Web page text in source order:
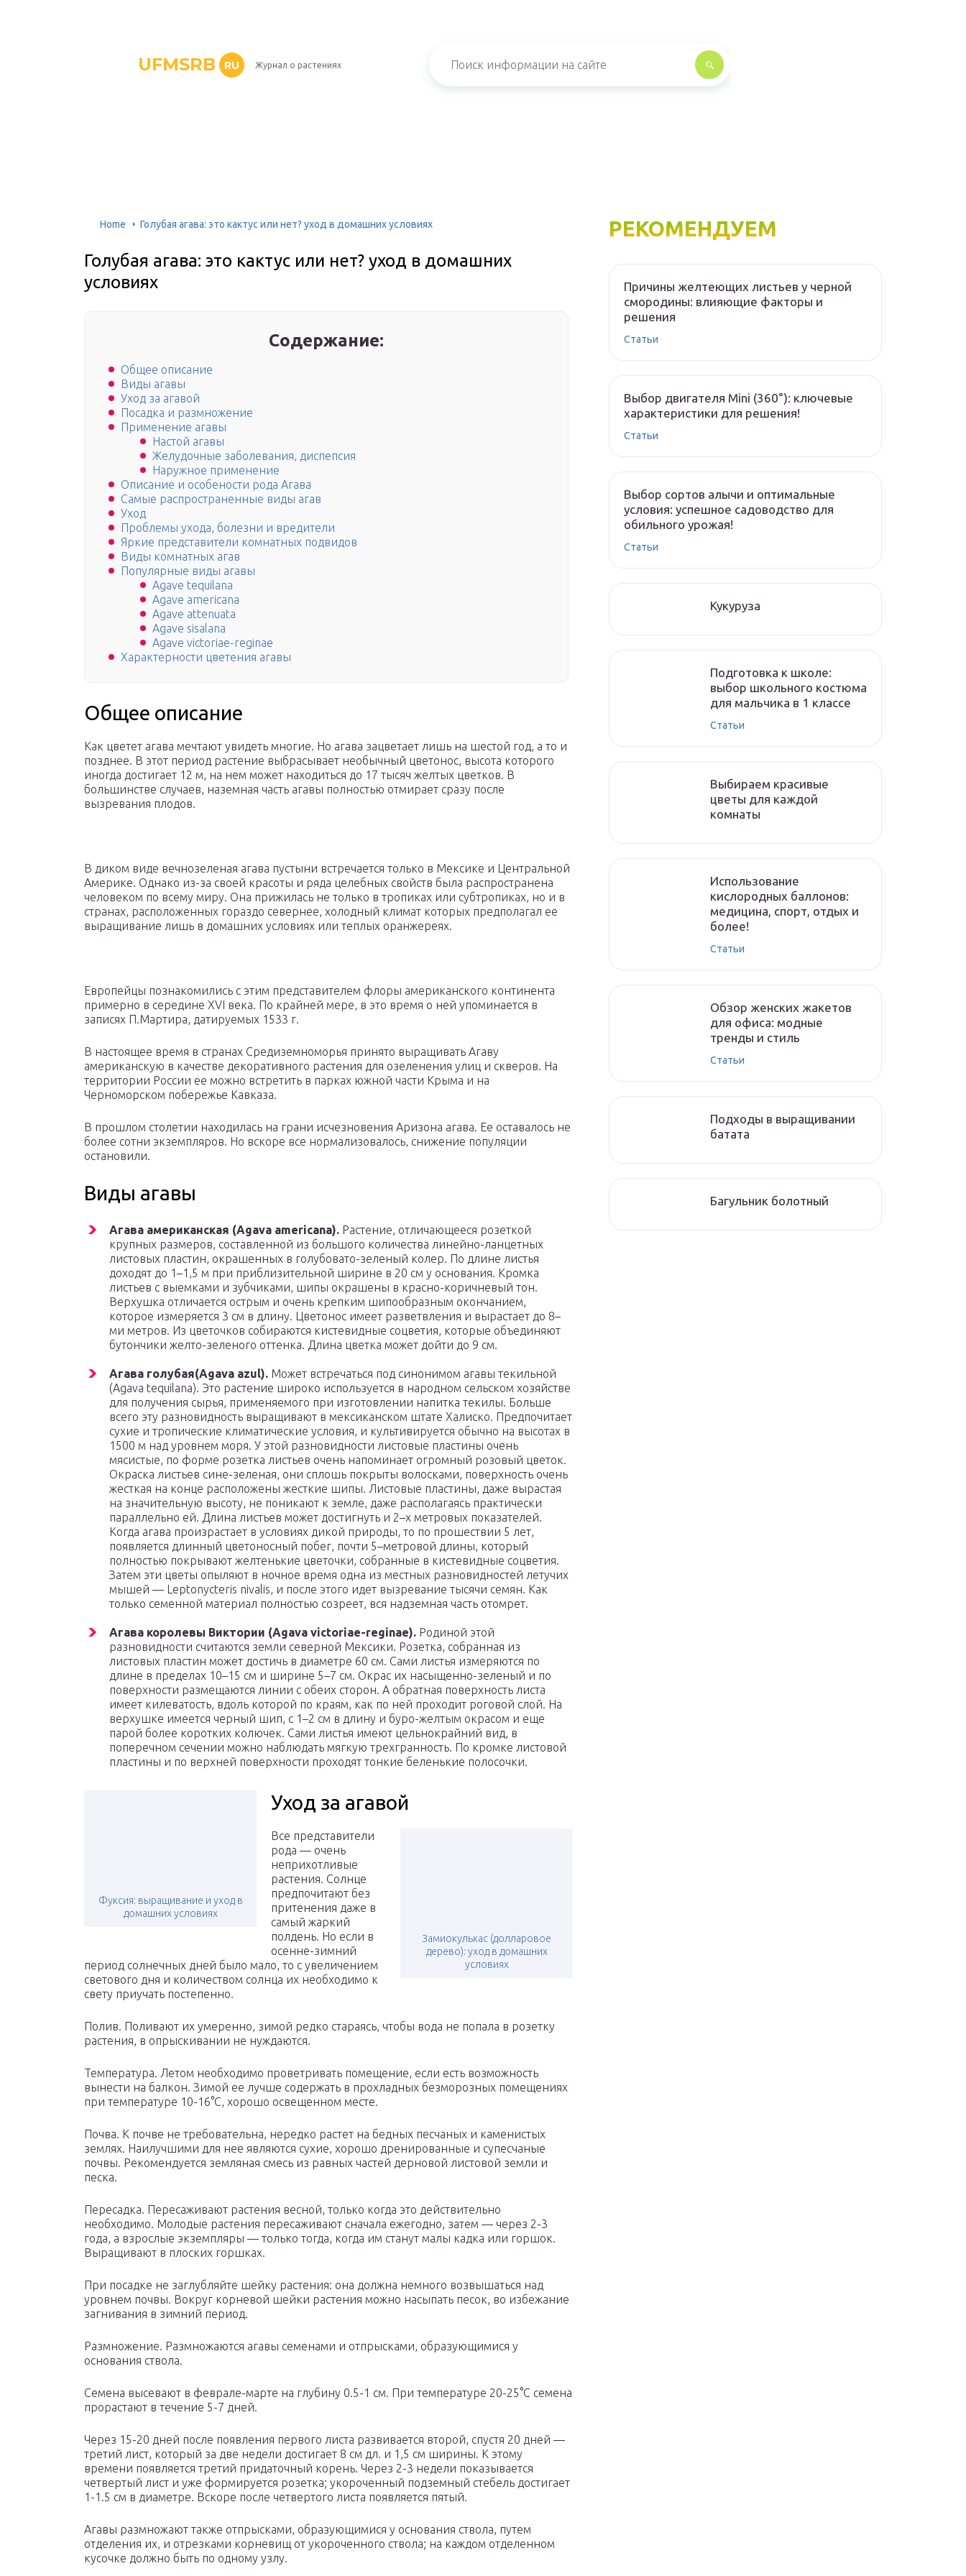
UFMSRB RU Журнал о растениях
Home Голубая агава: это кактус или нет? уход в домашних условиях
Голубая агава: это кактус или нет? уход в домашних
условиях
Содержание:
Общее описание
Виды агавы
Уход за агавой
Посадка и размножение
Применение агавы
Настой агавы
Желудочные заболевания, диспепсия
Наружное применение
Описание и особености рода Агава
Самые распространенные виды агав
Уход
Проблемы ухода, болезни и вредители
Яркие представители комнатных подвидов
Виды комнатных агав
Популярные виды агавы
Agave tequilana
Agave americana
Agave attenuata
Agave sisalana
Agave victoriae-reginae
Характерности цветения агавы
Общее описание
Как цветет агава мечтают увидеть многие. Но агава зацветает лишь на шестой год, а то и
позднее. В этот период растение выбрасывает необычный цветонос, высота которого
иногда достигает 12 м, на нем может находиться до 17 тысяч желтых цветков. В
большинстве случаев, наземная часть агавы полностью отмирает сразу после
вызревания плодов.
В диком виде вечнозеленая агава пустыни встречается только в Мексике и Центральной
Америке. Однако из-за своей красоты и ряда целебных свойств была распространена
человеком по всему миру. Она прижилась не только в тропиках или субтропиках, но и в
странах, расположенных гораздо севернее, холодный климат которых предполагал ее
выращивание лишь в домашних условиях или теплых оранжереях.
Европейцы познакомились с этим представителем флоры американского континента
примерно в середине XVI века. По крайней мере, в это время о ней упоминается в
записях П.Мартира, датируемых 1533 г.
В настоящее время в странах Средиземноморья принято выращивать Агаву
американскую в качестве декоративного растения для озеленения улиц и скверов. На
территории России ее можно встретить в парках южной части Крыма и на
Черноморском побережье Кавказа.
В прошлом столетии находилась на грани исчезновения Аризона агава. Ее оставалось не
более сотни экземпляров. Но вскоре все нормализовалось, снижение популяции
остановили.
Виды агавы
Агава американская (Agava americana). Растение, отличающееся розеткой
крупных размеров, составленной из большого количества линейно-ланцетных
листовых пластин, окрашенных в голубовато-зеленый колер. По длине листья
доходят до 1–1,5 м при приблизительной ширине в 20 см у основания. Кромка
листьев с выемками и зубчиками, шипы окрашены в красно-коричневый тон.
Верхушка отличается острым и очень крепким шипообразным окончанием,
которое измеряется 3 см в длину. Цветонос имеет разветвления и вырастает до 8–
ми метров. Из цветочков собираются кистевидные соцветия, которые объединяют
бутончики желто-зеленого оттенка. Длина цветка может дойти до 9 см.
Агава голубая(Agava azul). Может встречаться под синонимом агавы текильной
(Agava tequilana). Это растение широко используется в народном сельском хозяйстве
для получения сырья, применяемого при изготовлении напитка текилы. Больше
всего эту разновидность выращивают в мексиканском штате Халиско. Предпочитает
сухие и тропические климатические условия, и культивируется обычно на высотах в
1500 м над уровнем моря. У этой разновидности листовые пластины очень
мясистые, по форме розетка листьев очень напоминает огромный розовый цветок.
Окраска листьев сине-зеленая, они сплошь покрыты волосками, поверхность очень
жесткая на конце расположены жесткие шипы. Листовые пластины, даже вырастая
на значительную высоту, не поникают к земле, даже располагаясь практически
параллельно ей. Длина листьев может достигнуть и 2–х метровых показателей.
Когда агава произрастает в условиях дикой природы, то по прошествии 5 лет,
появляется длинный цветоносный побег, почти 5–метровой длины, который
полностью покрывают желтенькие цветочки, собранные в кистевидные соцветия.
Затем эти цветы опыляют в ночное время одна из местных разновидностей летучих
мышей — Leptonycteris nivalis, и после этого идет вызревание тысячи семян. Как
только семенной материал полностью созреет, вся надземная часть отомрет.
Агава королевы Виктории (Agava victoriae-reginae). Родиной этой
разновидности считаются земли северной Мексики. Розетка, собранная из
листовых пластин может достичь в диаметре 60 см. Сами листья измеряются по
длине в пределах 10–15 см и ширине 5–7 см. Окрас их насыщенно-зеленый и по
поверхности размещаются линии с обеих сторон. А обратная поверхность листа
имеет килеватость, вдоль которой по краям, как по ней проходит роговой слой. На
верхушке имеется черный шип, с 1–2 см в длину и буро-желтым окрасом и еще
парой более коротких колючек. Сами листья имеют цельнокрайний вид, в
поперечном сечении можно наблюдать мягкую трехгранность. По кромке листовой
пластины и по верхней поверхности проходят тонкие беленькие полосочки.
Фуксия: выращивание и уход в
домашних условиях
Уход за агавой
Замиокулькас (долларовое
дерево): уход в домашних
условиях
Все представители
рода — очень
неприхотливые
растения. Солнце
предпочитают без
притенения даже в
самый жаркий
полдень. Но если в
осенне-зимний
период солнечных дней было мало, то с увеличением
светового дня и количеством солнца их необходимо к
свету приучать постепенно.
Полив. Поливают их умеренно, зимой редко стараясь, чтобы вода не попала в розетку
растения, в опрыскивании не нуждаются.
Температура. Летом необходимо проветривать помещение, если есть возможность
вынести на балкон. Зимой ее лучше содержать в прохладных безморозных помещениях
при температуре 10-16°С, хорошо освещенном месте.
Почва. К почве не требовательна, нередко растет на бедных песчаных и каменистых
землях. Наилучшими для нее являются сухие, хорошо дренированные и супесчаные
почвы. Рекомендуется земляная смесь из равных частей дерновой листовой земли и
песка.
Пересадка. Пересаживают растения весной, только когда это действительно
необходимо. Молодые растения пересаживают сначала ежегодно, затем — через 2-3
года, а взрослые экземпляры — только тогда, когда им станут малы кадка или горшок.
Выращивают в плоских горшках.
При посадке не заглубляйте шейку растения: она должна немного возвышаться над
уровнем почвы. Вокруг корневой шейки растения можно насыпать песок, во избежание
загнивания в зимний период.
Размножение. Размножаются агавы семенами и отпрысками, образующимися у
основания ствола.
Семена высевают в феврале-марте на глубину 0.5-1 см. При температуре 20-25°С семена
прорастают в течение 5-7 дней.
Через 15-20 дней после появления первого листа развивается второй, спустя 20 дней —
третий лист, который за две недели достигает 8 см дл. и 1,5 см ширины. К этому
времени появляется третий придаточный корень. Через 2-3 недели показывается
четвертый лист и уже формируется розетка; укороченный подземный стебель достигает
1-1.5 см в диаметре. Вскоре после четвертого листа появляется пятый.
Агавы размножают также отпрысками, образующимися у основания ствола, путем
отделения их, и отрезками корневищ от укороченного ствола; на каждом отделенном
кусочке должно быть по одному узлу.
РЕКОМЕНДУЕМ
Причины желтеющих листьев у черной
смородины: влияющие факторы и
решения
Статьи
Выбор двигателя Mini (360°): ключевые
характеристики для решения!
Статьи
Выбор сортов алычи и оптимальные
условия: успешное садоводство для
обильного урожая!
Статьи
Кукуруза
Подготовка к школе:
выбор школьного костюма
для мальчика в 1 классе
Статьи
Выбираем красивые
цветы для каждой
комнаты
Использование
кислородных баллонов:
медицина, спорт, отдых и
более!
Статьи
Обзор женских жакетов
для офиса: модные
тренды и стиль
Статьи
Подходы в выращивании
батата
Багульник болотный